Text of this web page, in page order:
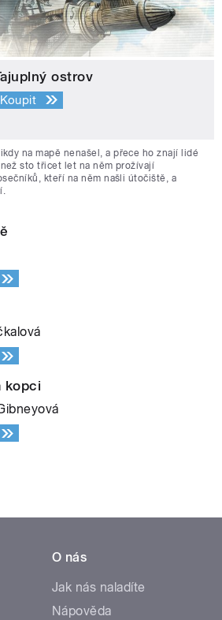
ostrov
Koupit
na mapě nenašel, a přece ho znají lidé
sto třicet let na něm prožívají
kteří na něm našli útočiště, a
kopci
O nás
Jak nás naladíte
Nápověda